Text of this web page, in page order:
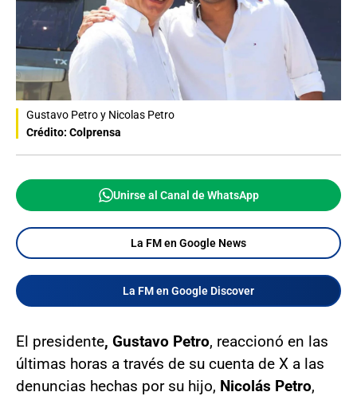
Gustavo Petro y Nicolas Petro
Crédito: Colprensa
Unirse al Canal de WhatsApp
La FM en Google News
La FM en Google Discover
El presidente, Gustavo Petro, reaccionó en las
últimas horas a través de su cuenta de X a las
denuncias hechas por su hijo, Nicolás Petro,